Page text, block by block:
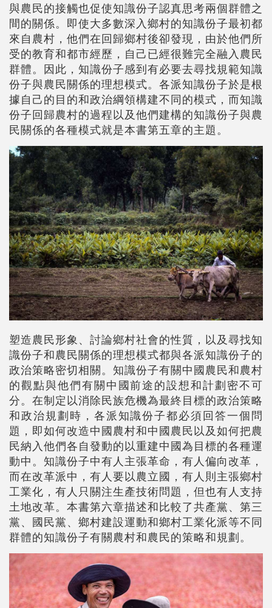
與農民的接觸也促使知識份子認真思考兩個群體之
間的關係。即使大多數深入鄉村的知識份子最初都
來自農村，他們在回歸鄉村後卻發現，由於他們所
受的教育和都市經歷，自己已經很難完全融入農民
群體。因此，知識份子感到有必要去尋找規範知識
份子與農民關係的理想模式。各派知識份子於是根
據自己的目的和政治綱領構建不同的模式，而知識
份子回歸農村的過程以及他們建構的知識份子與農
民關係的各種模式就是本書第五章的主題。
塑造農民形象、討論鄉村社會的性質，以及尋找知
識份子和農民關係的理想模式都與各派知識份子的
政治策略密切相關。知識份子有關中國農民和農村
的觀點與他們有關中國前途的設想和計劃密不可
分。在制定以消除民族危機為最終目標的政治策略
和政治規劃時，各派知識份子都必須回答一個問
題，即如何改造中國農村和中國農民以及如何把農
民納入他們各自發動的以重建中國為目標的各種運
動中。知識份子中有人主張革命，有人偏向改革，
而在改革派中，有人要以農立國，有人則主張鄉村
工業化，有人只關注生產技術問題，但也有人支持
土地改革。本書第六章描述和比較了共產黨、第三
黨、國民黨、鄉村建設運動和鄉村工業化派等不同
群體的知識份子有關農村和農民的策略和規劃。